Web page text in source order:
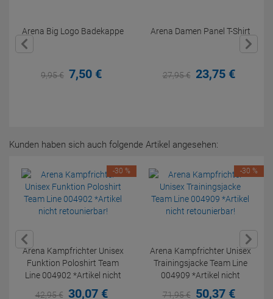
Arena Big Logo Badekappe
9,95€ 7,50 €
Arena Damen Panel T-Shirt
27,95€ 23,75 €
Kunden haben sich auch folgende Artikel angesehen:
Arena Kampfrichter Unisex
Funktion Poloshirt Team
Line 004902 *Artikel nicht
retounierbar!
42,95€ 30,07 €
-30 %
Arena Kampfrichter Unisex
Trainingsjacke Team Line
004909 *Artikel nicht
retounierbar!
71,95€ 50,37 €
-30 %